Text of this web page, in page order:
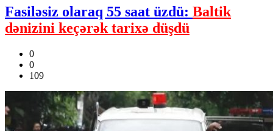
Fasiləsiz olaraq 55 saat üzdü: Baltik
dənizini keçərək tarixə düşdü
0
0
109